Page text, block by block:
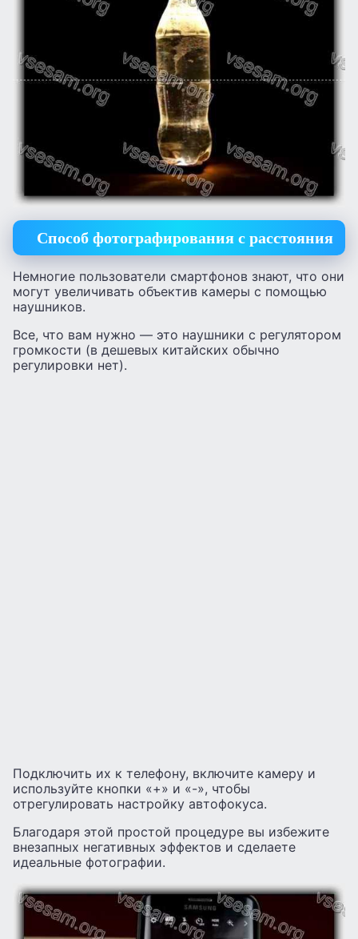
Способ фотографирования с расстояния
Немногие пользователи смартфонов знают, что они
могут увеличивать объектив камеры с помощью
наушников.
Все, что вам нужно — это наушники с регулятором
громкости (в дешевых китайских обычно
регулировки нет).
Подключить их к телефону, включите камеру и
используйте кнопки «+» и «-», чтобы
отрегулировать настройку автофокуса.
Благодаря этой простой процедуре вы избежите
внезапных негативных эффектов и сделаете
идеальные фотографии.